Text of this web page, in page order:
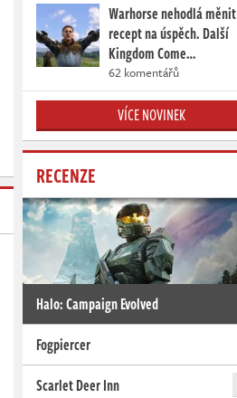
Warhorse nehodlá měnit
recept na úspěch. Další
Kingdom Come…
62 komentářů
VÍCE NOVINEK
RECENZE
Halo: Campaign Evolved
Fogpiercer
Scarlet Deer Inn